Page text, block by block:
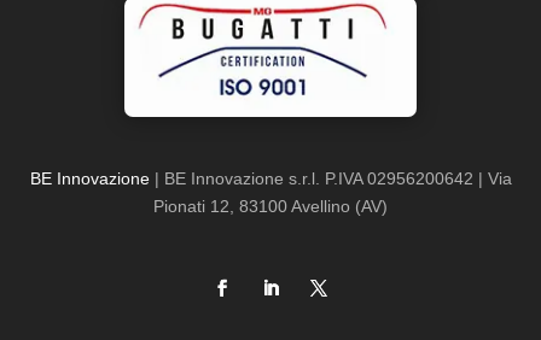
BE Innovazione| BE Innovazione s.r.l. P.IVA 02956200642 | Via
Pionati 12, 83100 Avellino (AV)